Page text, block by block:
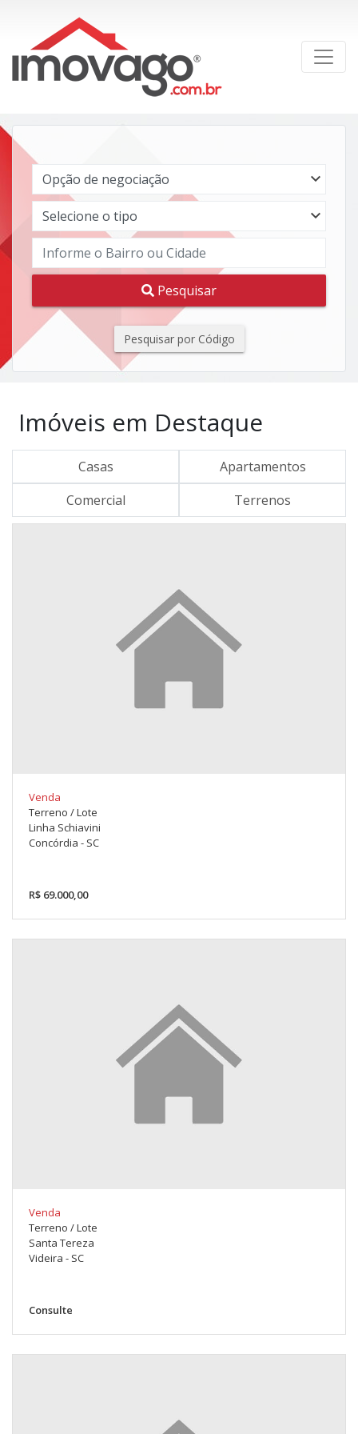
Pesquisar
Pesquisar por Código
Imóveis em Destaque
Casas
Apartamentos
Comercial
Terrenos
Venda
Terreno / Lote
Linha Schiavini
Concórdia - SC
R$ 69.000,00
Venda
Terreno / Lote
Santa Tereza
Videira - SC
Consulte